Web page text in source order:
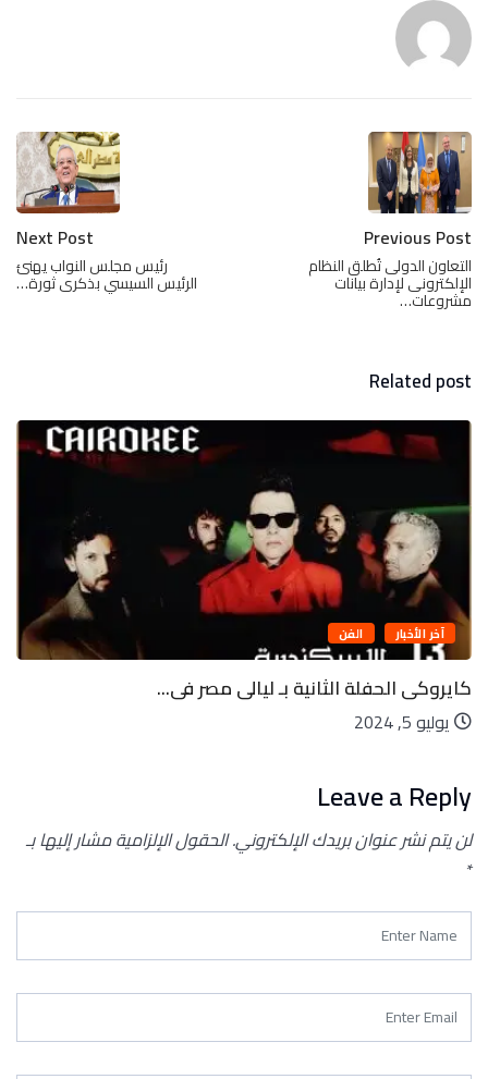
Previous Post
التعاون الدولى تُطلق النظام
الإلكترونى لإدارة بيانات
مشروعات…
Next Post
رئيس مجلس النواب يهنئ
الرئيس السيسي بذكرى ثورة…
Related post
ليه الأرض لها قمر واحد وكواكب
Leave a Reply
لن يتم نشر عنوان بريدك الإلكتروني.الحقول الإلزامية مشار إليها بـ
*